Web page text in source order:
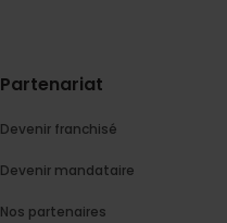
Partenariat
Devenir franchisé
Devenir mandataire
Nos partenaires